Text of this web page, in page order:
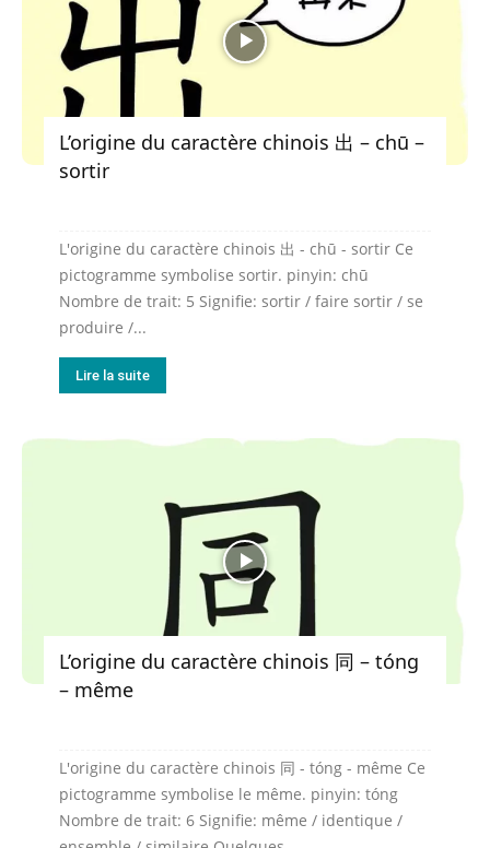
L’origine du caractère chinois 出 – chū –
sortir
L'origine du caractère chinois 出 - chū - sortir Ce
pictogramme symbolise sortir. pinyin: chū
Nombre de trait: 5 Signifie: sortir / faire sortir / se
produire /...
Lire la suite
L’origine du caractère chinois 同 – tóng
– même
L'origine du caractère chinois 同 - tóng - même Ce
pictogramme symbolise le même. pinyin: tóng
Nombre de trait: 6 Signifie: même / identique /